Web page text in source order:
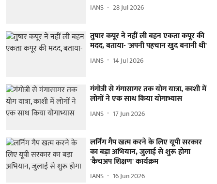
IANS 28 Jul 2026
तुषार कपूर ने नहीं ली बहन एकता कपूर की
मदद, बताया- 'अपनी पहचान खुद बनानी थी'
IANS 14 Jul 2026
गंगोत्री से गंगासागर तक योग यात्रा, काशी में
लोगों ने एक साथ किया योगाभ्यास
IANS 17 Jun 2026
लर्निंग गैप खत्म करने के लिए यूपी सरकार
का बड़ा अभियान, जुलाई से शुरू होगा
'कैचअप शिक्षण' कार्यक्रम
IANS 16 Jun 2026